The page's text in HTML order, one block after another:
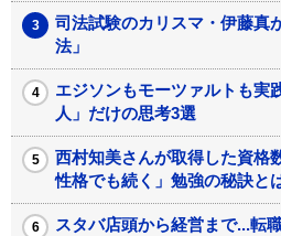
司法試験のカリスマ・伊藤真
法」
エジソンもモーツァルトも実
人」だけの思考3選
西村知美さんが取得した資格
性格でも続く」勉強の秘訣と
スタバ店頭から経営まで...転